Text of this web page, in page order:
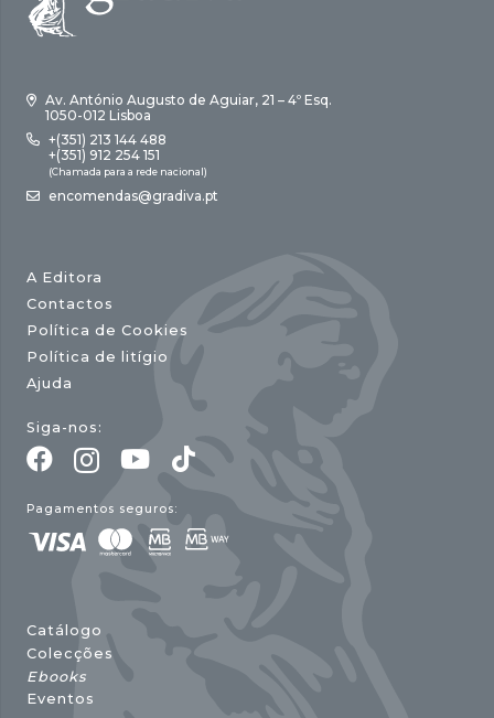
Av. António Augusto de Aguiar, 21 – 4º Esq.
1050-012 Lisboa
+(351) 213 144 488
+(351) 912 254 151
(Chamada para a rede nacional)
encomendas@gradiva.pt
A Editora
Contactos
Política de Cookies
Política de litígio
Ajuda
Siga-nos:
Pagamentos seguros:
Catálogo
Colecções
Ebooks
Eventos